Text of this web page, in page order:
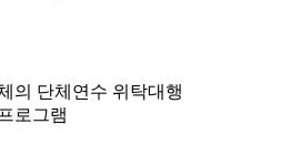
의 단체연수 위탁대행
로그램